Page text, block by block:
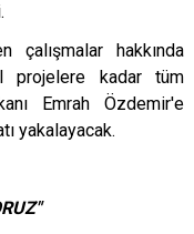
çalışmalar hakkında
projelere kadar tüm
Emrah Özdemir'e
yakalayacak.